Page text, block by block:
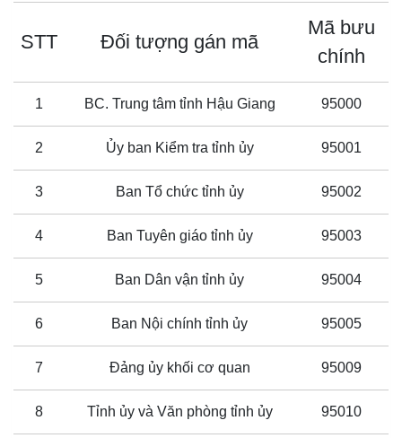
STT Đối tượng gán mã
Mã bưu
chính
1 BC. Trung tâm tỉnh Hậu Giang 95000
2 Ủy ban Kiểm tra tỉnh ủy 95001
3 Ban Tổ chức tỉnh ủy 95002
4 Ban Tuyên giáo tỉnh ủy 95003
5 Ban Dân vận tỉnh ủy 95004
6 Ban Nội chính tỉnh ủy 95005
7 Đảng ủy khối cơ quan 95009
8 Tỉnh ủy và Văn phòng tỉnh ủy 95010